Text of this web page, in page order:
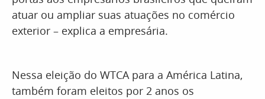
atuar ou ampliar suas atuações no comércio
exterior – explica a empresária.
Nessa eleição do WTCA para a América Latina,
também foram eleitos por 2 anos os